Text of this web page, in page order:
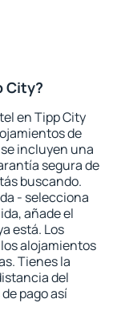
City?
en Tipp City
de
incluyen una
segura de
buscando.
- selecciona
añade el
está. Los
alojamientos
Tienes la
del
pago así